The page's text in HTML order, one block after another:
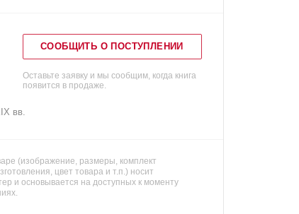
СООБЩИТЬ О ПОСТУПЛЕНИИ
Оставьте заявку и мы сообщим, когда книга
появится в продаже.
вв.
(изображение, размеры, комплект
цвет товара и т.п.) носит
и основывается на доступных к моменту